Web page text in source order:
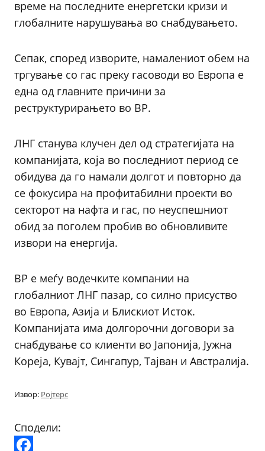
време на последните енергетски кризи и
глобалните нарушувања во снабдувањето.
Сепак, според изворите, намалениот обем на
тргување со гас преку гасоводи во Европа е
една од главните причини за
реструктурирањето во BP.
ЛНГ станува клучен дел од стратегијата на
компанијата, која во последниот период се
обидува да го намали долгот и повторно да
се фокусира на профитабилни проекти во
секторот на нафта и гас, по неуспешниот
обид за поголем пробив во обновливите
извори на енергија.
BP е меѓу водечките компании на
глобалниот ЛНГ пазар, со силно присуство
во Европа, Азија и Блискиот Исток.
Компанијата има долгорочни договори за
снабдување со клиенти во Јапонија, Јужна
Кореја, Кувајт, Сингапур, Тајван и Австралија.
Извор: Ројтерс
Сподели: